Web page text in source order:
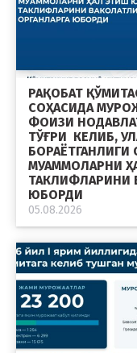
РАҚОБАТ
СОҲАСИДА
ФОИЗИ
ТЎҒРИ КЕЛИБ,
МУАММОЛАРНИ
ТАКЛИФЛАРИНИ
ЮБОРДИ
05.08.2026